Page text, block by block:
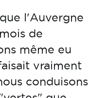
l'Auvergne
de
même eu
vraiment
conduisons